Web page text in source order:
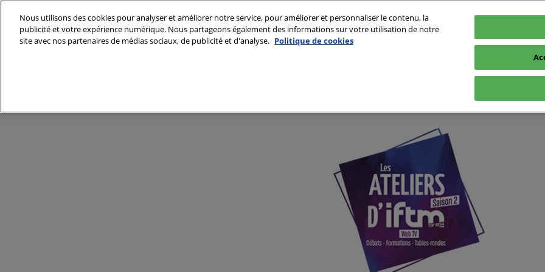
au
contenu
15-17 sept 2026
Je suis journaliste
Je suis visiteur
Je suis exposant
Plus d'opportunités -
Speakers
Les événements
Nous utilisons des cookies pour analyser et améliorer notre service, pour améliorer et personnaliser le contenu, la
publicité et votre expérience numérique. Nous partageons également des informations sur votre utilisation de notre
site avec nos partenaires de médias sociaux, de publicité et d'analyse. Politique de cookies